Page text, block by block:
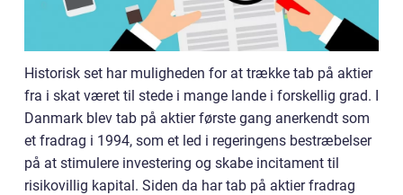
Historisk set har muligheden for at trække tab på aktier
fra i skat været til stede i mange lande i forskellig grad. I
Danmark blev tab på aktier første gang anerkendt som
et fradrag i 1994, som et led i regeringens bestræbelser
på at stimulere investering og skabe incitament til
risikovillig kapital. Siden da har tab på aktier fradrag